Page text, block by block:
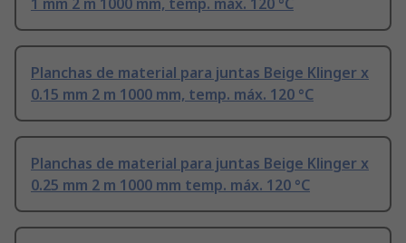
1 mm 2 m 1000 mm, temp. máx. 120 °C
Planchas de material para juntas Beige Klinger x
0.15 mm 2 m 1000 mm, temp. máx. 120 °C
Planchas de material para juntas Beige Klinger x
0.25 mm 2 m 1000 mm temp. máx. 120 °C